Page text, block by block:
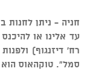
חניה - ניתן לחנות
עד אלינו או
רח' דיזנגוף)
סמל". טוקהאוס